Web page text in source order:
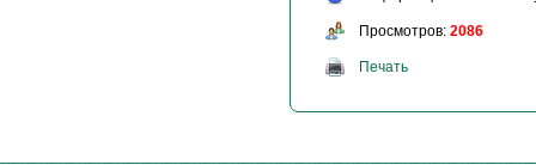
Просмотров: 2086
Печать